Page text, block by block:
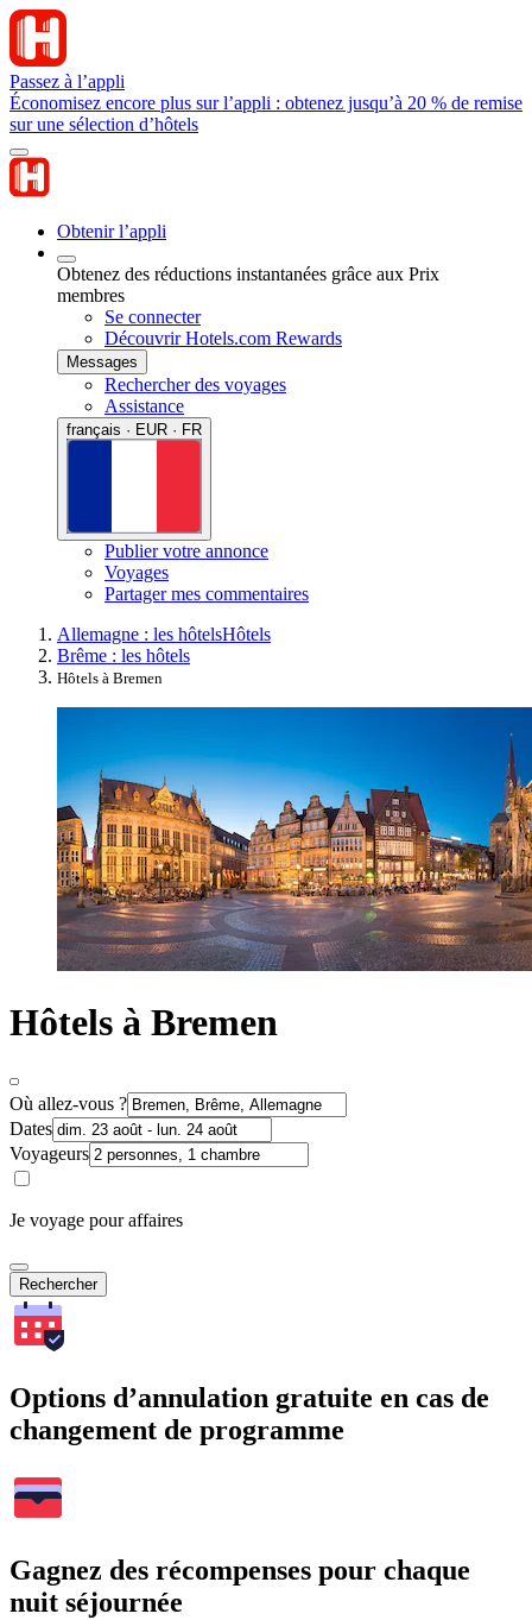
Passez à l’appli
Économisez encore plus sur l’appli : obtenez jusqu’à 20 % de remise
sur une sélection d’hôtels
Obtenir l’appli
Obtenez des réductions instantanées grâce aux Prix
membres
Se connecter
Découvrir Hotels.com Rewards
Messages
Rechercher des voyages
Assistance
français · EUR · FR
Publier votre annonce
Voyages
Partager mes commentaires
Allemagne : les hôtelsHôtels
Brême : les hôtels
Hôtels à Bremen
Hôtels à Bremen
Où allez-vous ?
Dates
Voyageurs
Je voyage pour affaires
Rechercher
Options d’annulation gratuite en cas de
changement de programme
Gagnez des récompenses pour chaque
nuit séjournée